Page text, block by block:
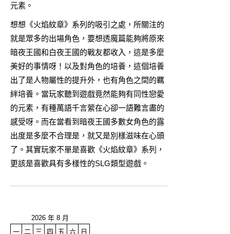
元素。
想想《火焰紋章》系列的吸引之處，所關注的
就是眾多的出場角色，要想透魔篇能夠將原來
暗夜王國和白夜王國的戰友都收入，這是多麼
美好的事情呀！以及對角色的培養，這個培養
出了是人物屬性的提升外，也有角色之間的羈
絆培養。當玩家聽到遊戲竟然能夠有同性戀愛
的元素，有種萬語千言縈在心卻一語難言盡的
感受呀。而在當看到暗夜王國多數女角色的露
出度是多麼不合理是，就又是別樣滋味在心頭
了。其實玩家不單是喜歡《火焰紋章》系列，
更該是喜歡具有多樣性的SLG類型遊戲。
2026 年 8 月
一
二 三 四 五 六 日